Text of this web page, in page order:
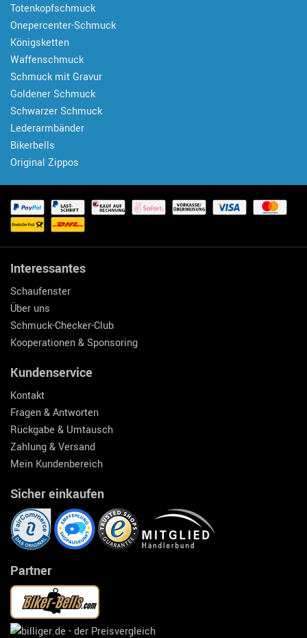
Totenkopfschmuck
Onepercenter-Schmuck
Königsketten
Waffenschmuck
Schmuck mit Gravur
Goldener Schmuck
Schwarzer Schmuck
Lederarmbänder
Bikerbells
Original Zippos
Interessantes
Schaufenster
Über uns
Schmuck-Checker-Club
Kooperationen & Sponsoring
Kundenservice
Kontakt
Fragen & Antworten
Rückgabe & Umtausch
Zahlung & Versand
Mein Kundenbereich
Sicher einkaufen
Partner